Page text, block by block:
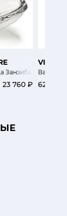
Панцери
Занзибар
23 760 ₽
VISTA
Ваза
62 300